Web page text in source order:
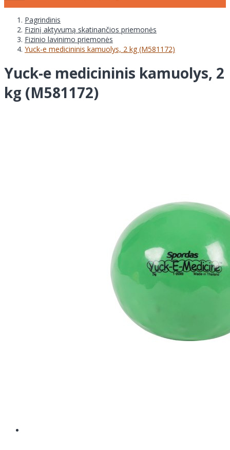
Pagrindinis
Fizinį aktyvumą skatinančios priemonės
Fizinio lavinimo priemonės
Yuck-e medicininis kamuolys, 2 kg (M581172)
Yuck-e medicininis kamuolys, 2
kg (M581172)